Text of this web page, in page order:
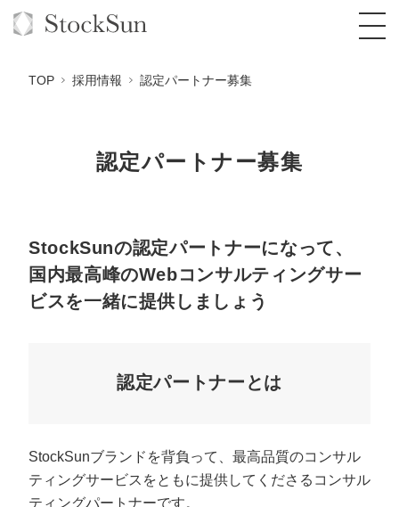
オーダーメイド支援
コンサルタント一覧
品質ガイドライン
定額制Webマーケティング代行『マキトルく
ん』
定額制営業代行『カリトルくん』
営業改善特化の動画制作『動画でカリトルく
定額LINE運用代行『LINEマキトルくん』
オリジナルサービス
格安でAI導入支援『あいのりAI』
実績
オンラインサロン
StockSun道場
YouTubeディレクター
ミッション・ビジョン・バリュー
TOP 採用情報 認定パートナー募集
認定パートナー募集
StockSunの認定パートナーになって、
国内最高峰のWebコンサルティングサー
ビスを一緒に提供しましょう
認定パートナーとは
StockSunブランドを背負って、最高品質のコンサル
ティングサービスをともに提供してくださるコンサル
ティングパートナーです。